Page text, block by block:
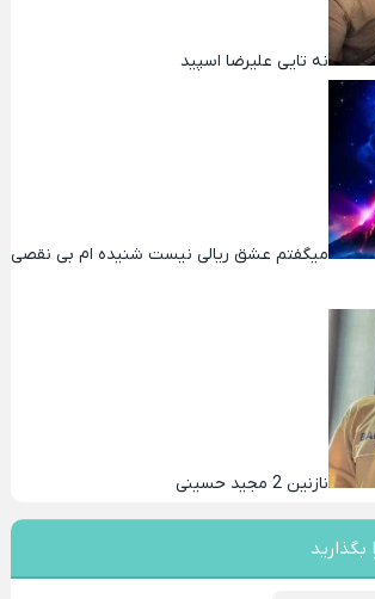
نه تایی علیرضا اسپید
میگفتم عشق ریالی نیست شنیده ام بی نقصی
نازنین 2 مجید حسینی
بگذارید